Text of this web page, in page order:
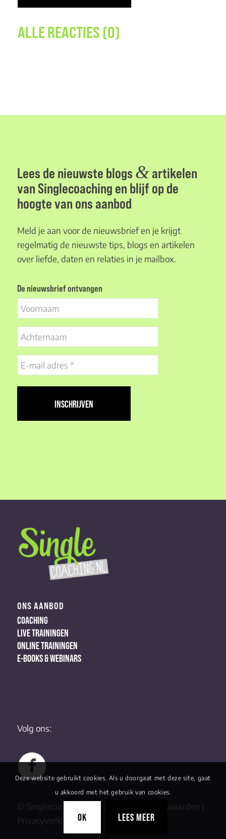
ALLE REACTIES (0)
Lees de nieuwste blogs &artikelen
van Singlecoaching en blijf op de
hoogte van ons aanbod
Meld je aan voor de nieuwsbrief en je krijgt
regelmatig de nieuwste tips, blogs en artikelen
over liefde, daten en relaties in je mailbox.
De nieuwsbrief ontvangen
Voornaam
Achternaam
E-
mail
adres
ONS AANBOD
COACHING
LIVE TRAININGEN
ONLINE TRAININGEN
E-BOOKS & WEBINARS
© Singlecoaching 2022 | Algemene Voorwaarden
Privacyverklaring
Volg ons:
Deze website gebruikt cookies. Als u doorgaat met deze site, gaat
u akkoord met het gebruik van cookies.
OK LEES MEER